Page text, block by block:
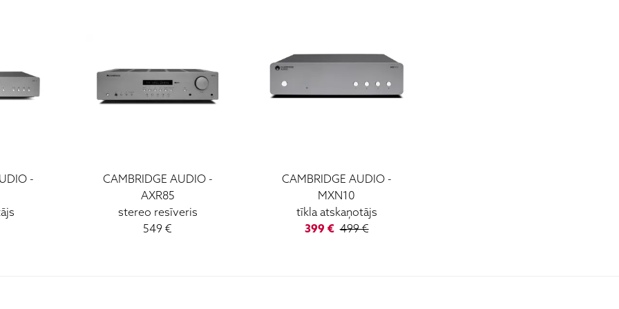
-
CAMBRIDGE AUDIO -
AXR85
stereo resīveris
549 €
CAMBRIDGE AUDIO -
MXN10
tīkla atskaņotājs
399 € 499 €